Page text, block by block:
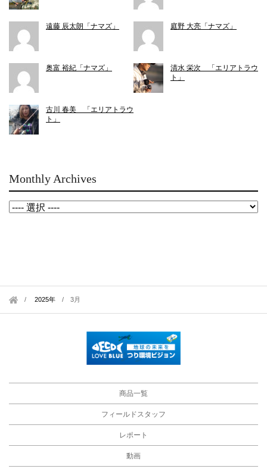
遠藤 辰太朗「ナマズ」 庭野 大亮「ナマズ」
奥富 裕紀「ナマズ」
清水 栄次 「エリアトラウ
ト」
古川 春美 「エリアトラウ
ト」
Monthly Archives
2025年 /3月
商品一覧
フィールドスタッフ
レポート
動画